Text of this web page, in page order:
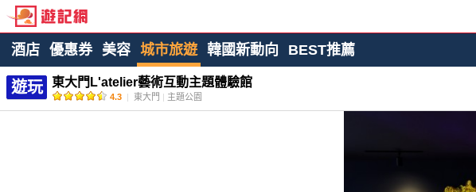
酒店 優惠券 美容 城市旅遊 韓國新動向 BEST推薦
遊玩 東大門L'atelier藝術互動主題體驗館
4.3 | 東大門 | 主題公園